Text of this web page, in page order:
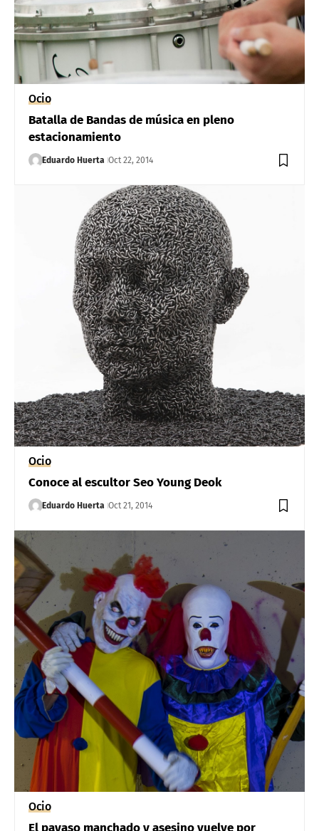
Ocio
Batalla de Bandas de música en pleno
estacionamiento
Eduardo Huerta Oct 22, 2014
Ocio
Conoce al escultor Seo Young Deok
Eduardo Huerta Oct 21, 2014
Ocio